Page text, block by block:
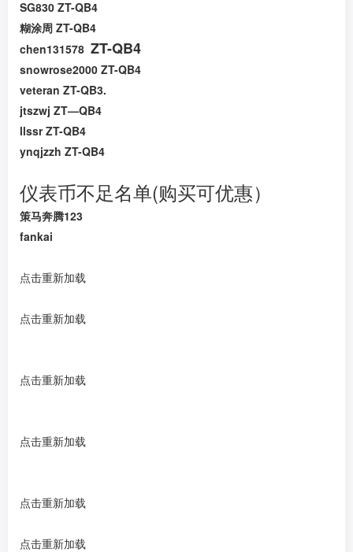
SG830 ZT-QB4
糊涂周 ZT-QB4
chen131578 ZT-QB4
snowrose2000 ZT-QB4
veteran ZT-QB3.
jtszwj ZT—QB4
llssr ZT-QB4
ynqjzzh ZT-QB4
仪表币不足名单(购买可优惠）
策马奔腾123
fankai
点击重新加载
点击重新加载
点击重新加载
点击重新加载
点击重新加载
点击重新加载